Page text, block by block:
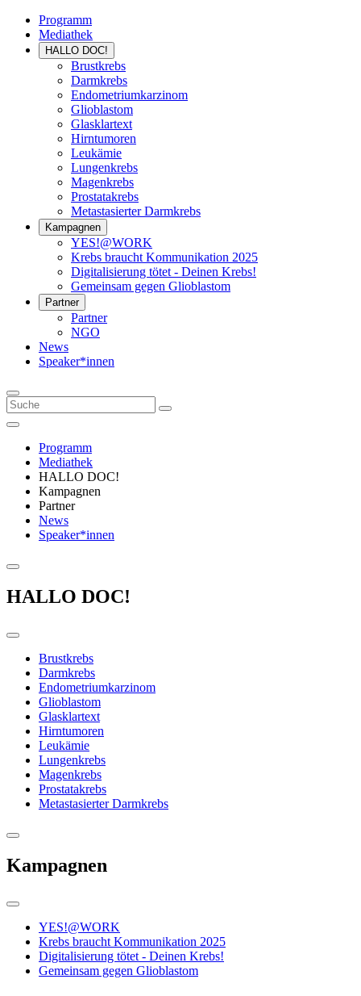
Programm
Mediathek
HALLO DOC!
Brustkrebs
Darmkrebs
Endometriumkarzinom
Glioblastom
Glasklartext
Hirntumoren
Leukämie
Lungenkrebs
Magenkrebs
Prostatakrebs
Metastasierter Darmkrebs
Kampagnen
YES!@WORK
Krebs braucht Kommunikation 2025
Digitalisierung tötet - Deinen Krebs!
Gemeinsam gegen Glioblastom
Partner
Partner
NGO
News
Speaker*innen
Programm
Mediathek
HALLO DOC!
Kampagnen
Partner
News
Speaker*innen
HALLO DOC!
Brustkrebs
Darmkrebs
Endometriumkarzinom
Glioblastom
Glasklartext
Hirntumoren
Leukämie
Lungenkrebs
Magenkrebs
Prostatakrebs
Metastasierter Darmkrebs
Kampagnen
YES!@WORK
Krebs braucht Kommunikation 2025
Digitalisierung tötet - Deinen Krebs!
Gemeinsam gegen Glioblastom